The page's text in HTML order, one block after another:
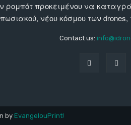
ρομπότ προκειμένου να
νέου κόσμου των
Contact us:
by EvangelouPrint!